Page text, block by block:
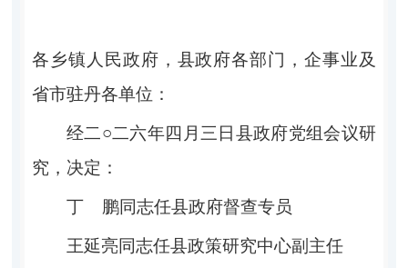
各乡镇人民政府，县政府各部门 ，企事业及
省市驻丹各单位 ：
经二○二六年四 月 三 日县政府党组会议研
究，决定 ：
丁 鹏同志任县政府督查专员
王延亮同志任县政策研究中心副主任